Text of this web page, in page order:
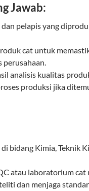
Jawab:
pelapis yang
cat untuk
perusahaan.
analisis kualitas
produksi jika
bidang Kimia, Teknik
atau laboratorium cat
dan menjaga